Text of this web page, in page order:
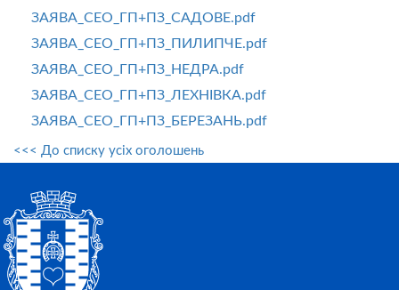
ЗАЯВА_СЕО_ГП+ПЗ_САДОВЕ.pdf
ЗАЯВА_СЕО_ГП+ПЗ_ПИЛИПЧЕ.pdf
ЗАЯВА_СЕО_ГП+ПЗ_НЕДРА.pdf
ЗАЯВА_СЕО_ГП+ПЗ_ЛЕХНIВКА.pdf
ЗАЯВА_СЕО_ГП+ПЗ_БЕРЕЗАНЬ.pdf
<<< До списку усіх оголошень